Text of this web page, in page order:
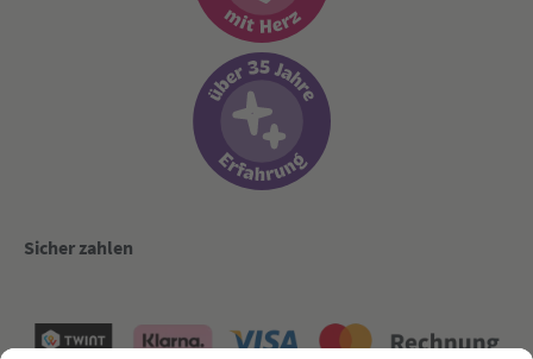
Sicher zahlen